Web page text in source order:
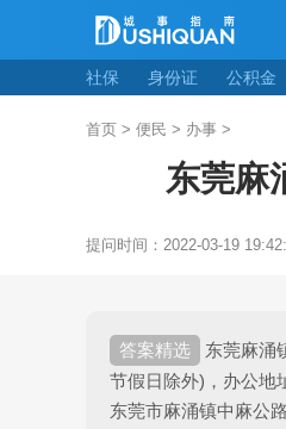
社保 身份证 公积金
首页 > 便民 > 办事 >
东莞麻
提问时间： 2022-03-19
东莞麻涌
节假日除外)，办公地
东莞市麻涌镇中麻公